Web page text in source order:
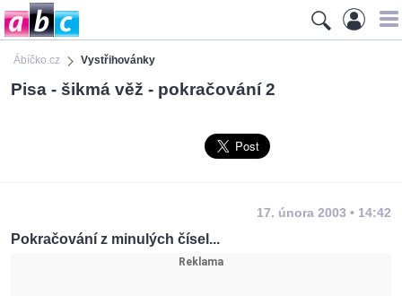
Ábíčko.cz Vystřihovánky
Pisa - šikmá věž - pokračování 2
17. února 2003 • 14:42
Pokračování z minulých čísel...